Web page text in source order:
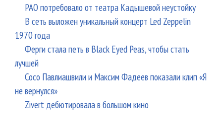
РАО потребовало от театра Кадышевой неустойку
В сеть выложен уникальный концерт Led Zeppelin
1970 года
Ферги стала петь в Black Eyed Peas, чтобы стать
лучшей
Сосо Павлиашвили и Максим Фадеев показали клип «Я
не вернулся»
Zivert дебютировала в большом кино